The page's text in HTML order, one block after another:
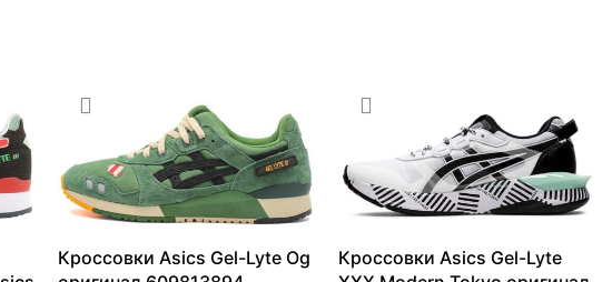
Кроссовки Asics Gel-Lyte Og
Кроссовки Asics Gel-Lyte